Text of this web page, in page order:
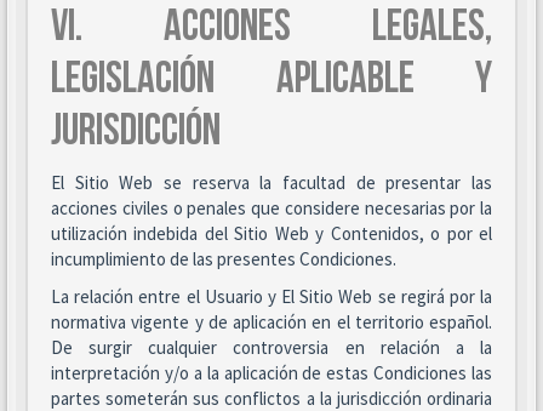
VI. ACCIONES LEGALES,
LEGISLACIÓN APLICABLE Y
JURISDICCIÓN
El Sitio Web se reserva la facultad de presentar las
acciones civiles o penales que considere necesarias por la
utilización indebida del Sitio Web y Contenidos, o por el
incumplimiento de las presentes Condiciones.
La relación entre el Usuario y El Sitio Web se regirá por la
normativa vigente y de aplicación en el territorio español.
De surgir cualquier controversia en relación a la
interpretación y/o a la aplicación de estas Condiciones las
partes someterán sus conflictos a la jurisdicción ordinaria